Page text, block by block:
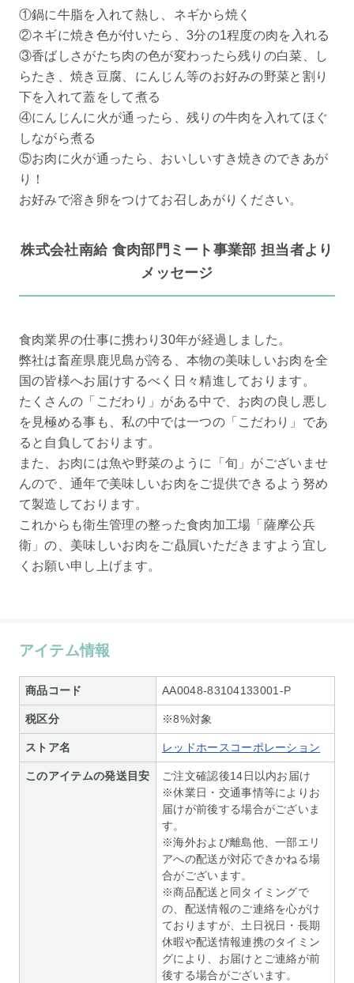
①鍋に牛脂を入れて熱し、ネギから焼く
②ネギに焼き色が付いたら、3分の1程度の肉を入れる
③香ばしさがたち肉の色が変わったら残りの白菜、し
らたき、焼き豆腐、にんじん等のお好みの野菜と割り
下を入れて蓋をして煮る
④にんじんに火が通ったら、残りの牛肉を入れてほぐ
しながら煮る
⑤お肉に火が通ったら、おいしいすき焼きのできあが
り！
お好みで溶き卵をつけてお召しあがりください。
株式会社南給 食肉部門ミート事業部 担当者より
メッセージ
食肉業界の仕事に携わり30年が経過しました。
弊社は畜産県鹿児島が誇る、本物の美味しいお肉を全
国の皆様へお届けするべく日々精進しております。
たくさんの「こだわり」がある中で、お肉の良し悪し
を見極める事も、私の中では一つの「こだわり」であ
ると自負しております。
また、お肉には魚や野菜のように「旬」がございませ
んので、通年で美味しいお肉をご提供できるよう努め
て製造しております。
これからも衛生管理の整った食肉加工場「薩摩公兵
衛」の、美味しいお肉をご贔屓いただきますよう宜し
くお願い申し上げます。
アイテム情報
商品コード AA0048-83104133001-P
税区分 ※8%対象
ストア名 レッドホースコーポレーション
このアイテムの発送目安
ご注文確認後14日以内お届け
※休業日・交通事情等によりお
届けが前後する場合がございま
す。
※海外および離島他、一部エリ
アへの配送が対応できかねる場
合がございます。
※商品配送と同タイミングで
の、配送情報のご連絡を心がけ
ておりますが、土日祝日・長期
休暇や配送情報連携のタイミン
グにより、お届けとご連絡が前
後する場合がございます。